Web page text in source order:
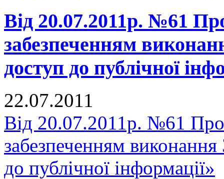
Від 20.07.2011р. №61
забезпеченням
доступ до публічної
22.07.2011
Від 20.07.2011р. №61 Про
забезпеченням
до публічної інформації»